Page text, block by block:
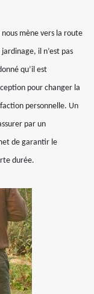
mène vers la route
il n’est pas
qu’il est
pour changer la
personnelle. Un
par un
de garantir le
durée.